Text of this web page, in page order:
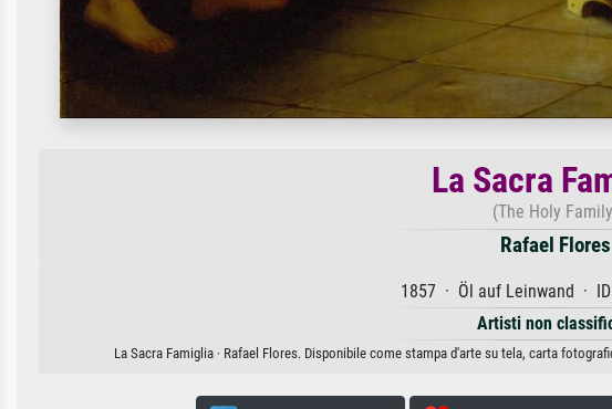
La Sacra
(The Holy
Rafael Flores
1857 · Öl auf Leinwand ·
Artisti non
La Sacra Famiglia · Rafael Flores. Disponibile come stampa d'arte su tela, carta